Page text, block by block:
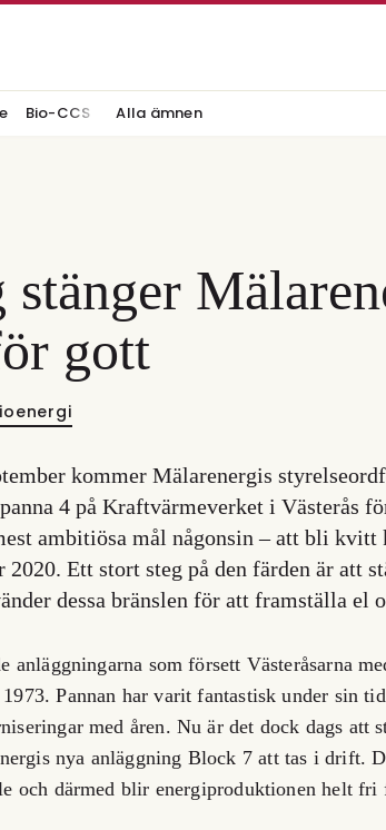
Bio-CCS Alla ämnen
stänger
gott
kommer Mälarenergis
panna 4 på Kraftvärmeverket i Västerås
ambitiösa mål någonsin – att bli
Ett stort steg på den färden är att
dessa bränslen för att framställa el
anläggningarna som försett Västeråsarna
Pannan har varit fantastisk under sin
med åren. Nu är det dock dags att
nya anläggning Block 7 att tas i drift.
och därmed blir energiproduktionen helt